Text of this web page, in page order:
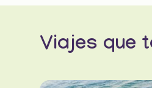
Viajes que